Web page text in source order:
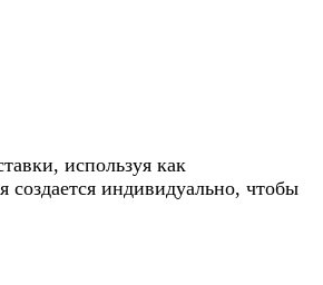
используя как
создается индивидуально, чтобы